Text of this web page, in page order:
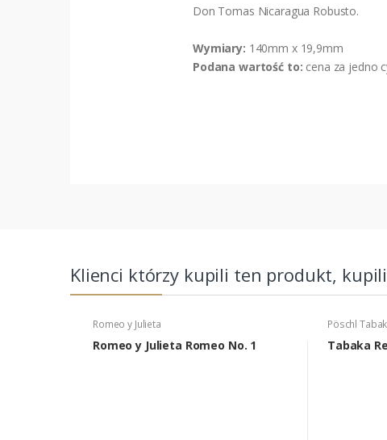
Don Tomas Nicaragua Robusto.
Wymiary: 140mm x 19,9mm
Podana wartość to: cena za jedno
Klienci którzy kupili ten produkt,
Romeo y Julieta
Romeo y Julieta Romeo No. 1
Pöschl
Tabaka